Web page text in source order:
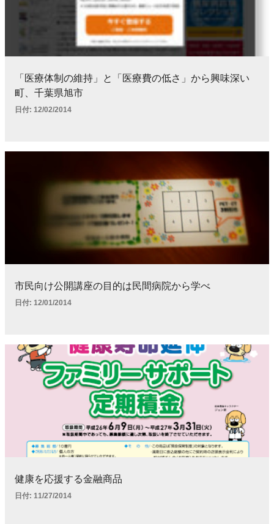
「医療体制の維持」と「医療費の低さ」から興味深い
町、千葉県旭市
日付: 12/02/2014
市民向け公開講座の目的は民間病院から学べ
日付: 12/01/2014
健康を応援する金融商品
日付: 11/27/2014